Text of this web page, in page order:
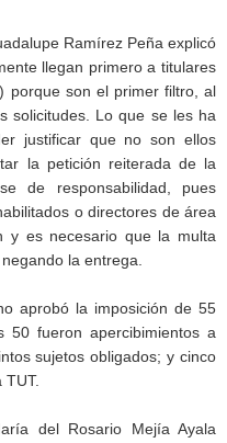
Ramírez Peña explicó
llegan primero a titulares
porque son el primer filtro, al
solicitudes. Lo que se les ha
justificar que no son ellos
la petición reiterada de la
de responsabilidad, pues
o directores de área
y es necesario que la multa
la entrega.
aprobó la imposición de 55
50 fueron apercibimientos a
sujetos obligados; y cinco
TUT.
del Rosario Mejía Ayala